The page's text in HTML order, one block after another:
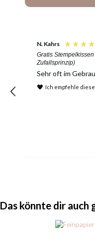
N. Kahrs
Gratis
Zufallsprinzip)
Sehr oft im
Ich empfehle
Das könnte dir